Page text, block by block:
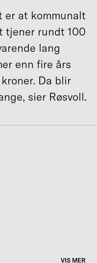
er at kommunalt
tjener rundt 100
lang
enn fire års
Da blir
sier Røsvoll.
VIS MER